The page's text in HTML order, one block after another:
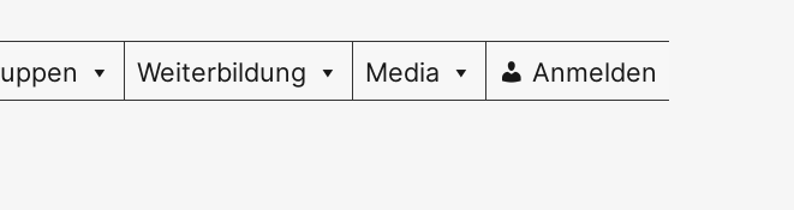
Weiterbildung Media Anmelden